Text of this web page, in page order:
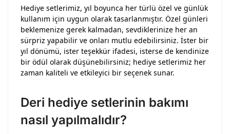
Hediye setlerimiz, yıl boyunca her türlü özel ve günlük
kullanım için uygun olarak tasarlanmıştır. Özel günleri
beklemenize gerek kalmadan, sevdiklerinize her an
sürpriz yapabilir ve onları mutlu edebilirsiniz. İster bir
yıl dönümü, ister teşekkür ifadesi, isterse de kendinize
bir ödül olarak düşünebilirsiniz; hediye setlerimiz her
zaman kaliteli ve etkileyici bir seçenek sunar.
Deri hediye setlerinin bakımı
nasıl yapılmalıdır?